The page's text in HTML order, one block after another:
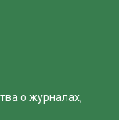
о журналах,